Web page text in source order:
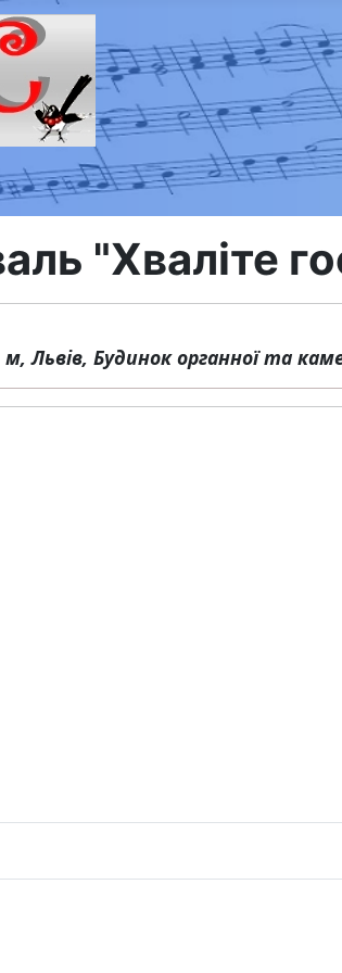
"Хваліте
Львів, Будинок органної та